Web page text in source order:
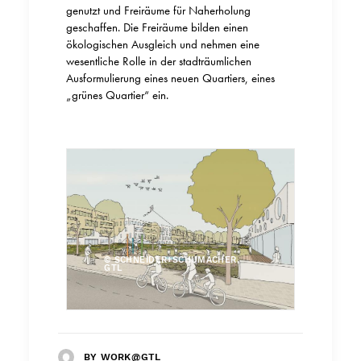
genutzt und Freiräume für Naherholung
geschaffen. Die Freiräume bilden einen
ökologischen Ausgleich und nehmen eine
wesentliche Rolle in der stadträumlichen
Ausformulierung eines neuen Quartiers, eines
„grünes Quartier“ ein.
© SCHNEIDER+SCHUMACHER,
GTL
BY WORK@GTL